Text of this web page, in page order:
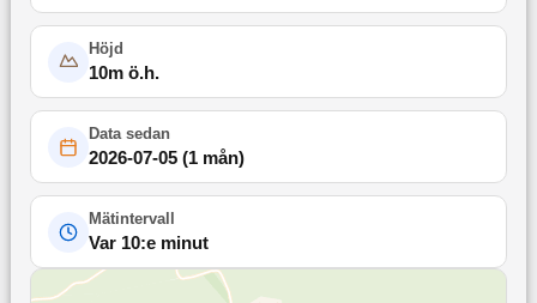
Höjd
10m ö.h.
Data sedan
2026-07-05(1 mån)
Mätintervall
Var 10:e minut